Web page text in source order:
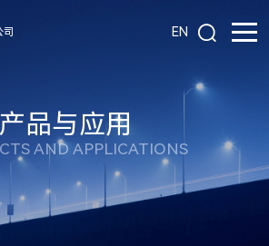
司 EN
产品与应用
AND APPLICATIONS